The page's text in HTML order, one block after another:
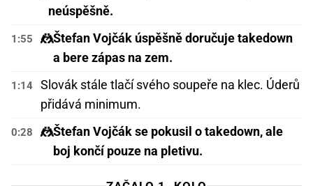
neúspěšně.
1:55 🤼Štefan Vojčák úspěšně doručuje takedown
a bere zápas na zem.
1:14
Slovák stále tlačí svého soupeře na klec. Úderů
přidává minimum.
0:28 🤼Štefan Vojčák se pokusil o takedown, ale
boj končí pouze na pletivu.